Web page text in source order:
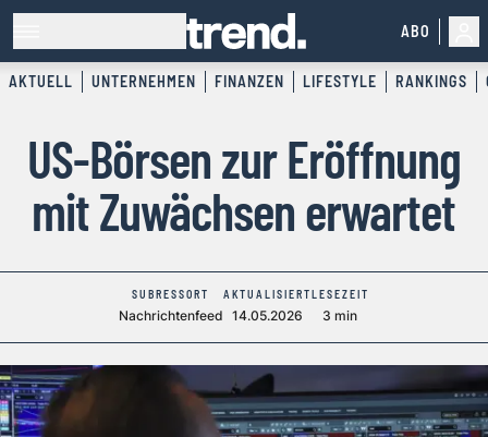
ABO
AKTUELL UNTERNEHMEN FINANZEN LIFESTYLE RANKINGS
US-Börsen zur Eröffnung
mit Zuwächsen erwartet
SUBRESSORT
Nachrichtenfeed
AKTUALISIERT
14.05.2026
LESEZEIT
3 min